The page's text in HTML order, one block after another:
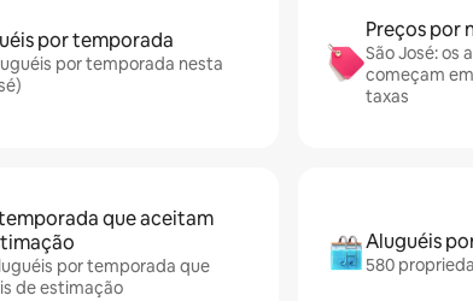
por temporada
por temporada nesta
Preços por
São José: os
começam
taxas
que aceitam
por temporada que
de estimação
Aluguéis
580